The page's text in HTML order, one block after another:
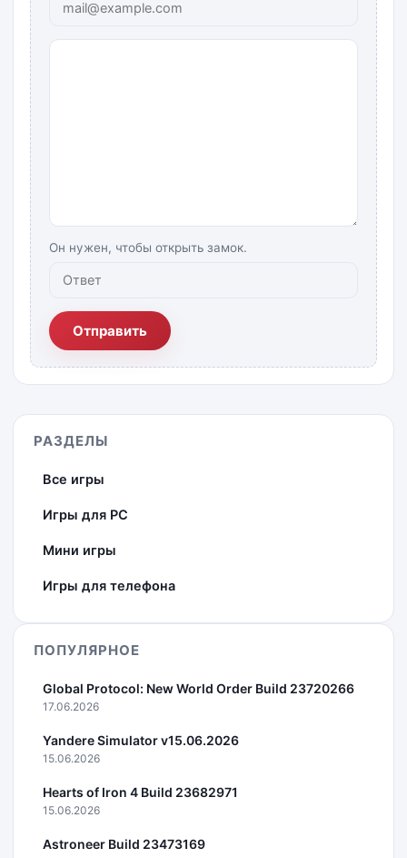
Он нужен, чтобы открыть замок.
Отправить
РАЗДЕЛЫ
Все игры
Игры для PC
Мини игры
Игры для телефона
ПОПУЛЯРНОЕ
Global Protocol: New World Order Build 23720266
17.06.2026
Yandere Simulator v15.06.2026
15.06.2026
Hearts of Iron 4 Build 23682971
15.06.2026
Astroneer Build 23473169